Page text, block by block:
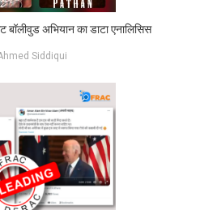
बॉलीवुड अभियान का डाटा एनालिसिस
Siddiqui